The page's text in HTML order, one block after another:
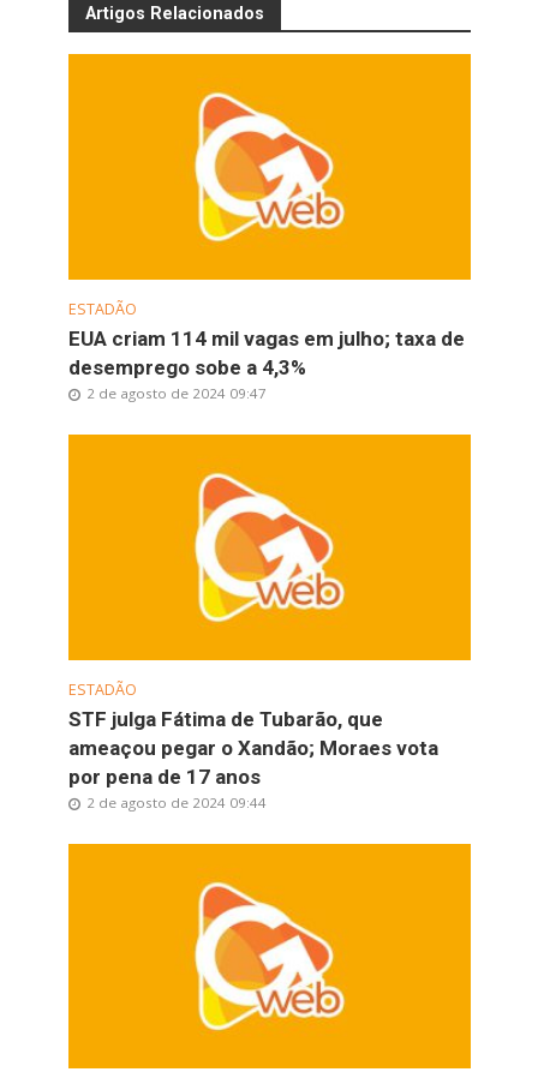
Artigos Relacionados
ESTADÃO
EUA criam 114 mil vagas em julho; taxa de
desemprego sobe a 4,3%
2 de agosto de 2024 09:47
ESTADÃO
STF julga Fátima de Tubarão, que
ameaçou pegar o Xandão; Moraes vota
por pena de 17 anos
2 de agosto de 2024 09:44